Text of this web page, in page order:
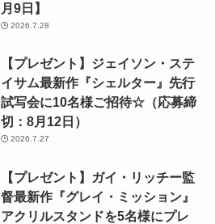
月9日】
2026.7.28
【プレゼント】ジェイソン・ステ
イサム最新作『シェルター』先行
試写会に10名様ご招待☆（応募締
切：8月12日）
2026.7.27
【プレゼント】ガイ・リッチー監
督最新作『グレイ・ミッション』
アクリルスタンドを5名様にプレ